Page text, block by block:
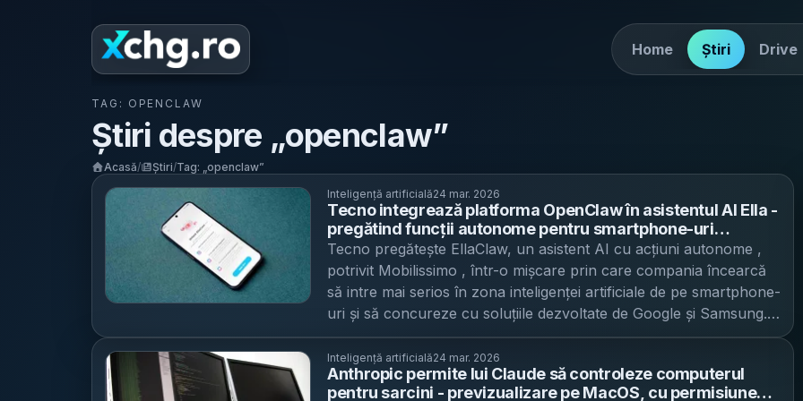
Home Știri Drive
TAG: OPENCLAW
Știri despre „openclaw”
Acasă/ Știri/Tag: „openclaw”
Inteligență artificială24 mar. 2026
Tecno integrează platforma OpenClaw în asistentul AI Ella -
pregătind funcții autonome pentru smartphone-uri
accesibile
Tecno pregătește EllaClaw, un asistent AI cu acțiuni autonome ,
potrivit Mobilissimo , într-o mișcare prin care compania încearcă
să intre mai serios în zona inteligenței artificiale de pe smartphone-
uri și să concureze cu soluțiile dezvoltate de Google și Samsung.
Noul sistem ar urma să integreze platforma OpenClaw în
asistentul virtual Ella, sub numele „EllaClaw”. Conceptul este cel al
unui „agent” care poate executa sarcini fără intervenția constantă
Inteligență artificială24 mar. 2026
Anthropic permite lui Claude să controleze computerul
pentru sarcini - previzualizare pe MacOS, cu permisiune